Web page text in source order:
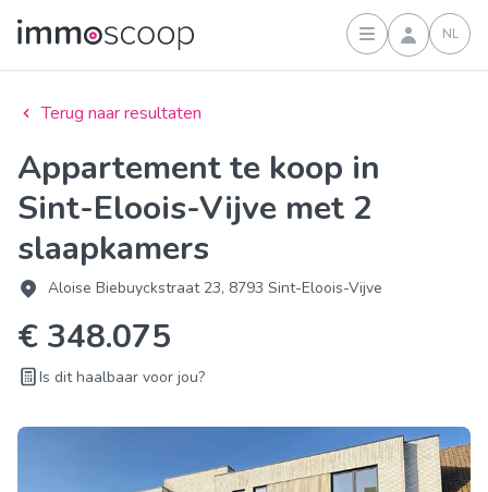
Inloggen
NL
Terug naar resultaten
Appartement te koop in
Sint-Eloois-Vijve met 2
slaapkamers
Aloise Biebuyckstraat 23, 8793 Sint-Eloois-Vijve
€ 348.075
Is dit haalbaar voor jou?